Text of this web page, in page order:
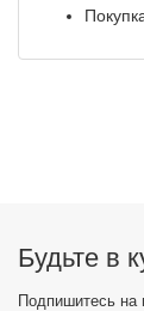
Будьте в
Подпишитесь на